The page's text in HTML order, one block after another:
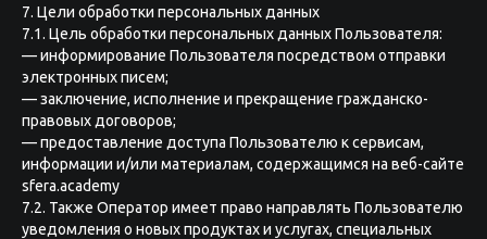
7. Цели обработки персональных данных
7.1. Цель обработки персональных данных Пользователя:
— информирование Пользователя посредством отправки
электронных писем;
— заключение, исполнение и прекращение гражданско-
правовых договоров;
— предоставление доступа Пользователю к сервисам,
информации и/или материалам, содержащимся на веб-сайте
sfera.academy
7.2. Также Оператор имеет право направлять Пользователю
уведомления о новых продуктах и услугах, специальных